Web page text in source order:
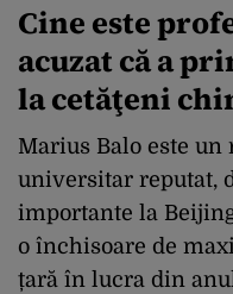
Cine este
acuzat că a
la cetăţeni
Marius Balo este
universitar reputat,
importante la
o închisoare de
țară în lucra din